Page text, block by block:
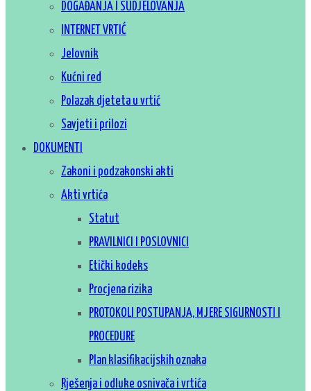
DOGAĐANJA I SUDJELOVANJA
INTERNET VRTIĆ
Jelovnik
Kućni red
Polazak djeteta u vrtić
Savjeti i prilozi
DOKUMENTI
Zakoni i podzakonski akti
Akti vrtića
Statut
PRAVILNICI I POSLOVNICI
Etički kodeks
Procjena rizika
PROTOKOLI POSTUPANJA, MJERE SIGURNOSTI I
PROCEDURE
Plan klasifikacijskih oznaka
Rješenja i odluke osnivača i vrtića